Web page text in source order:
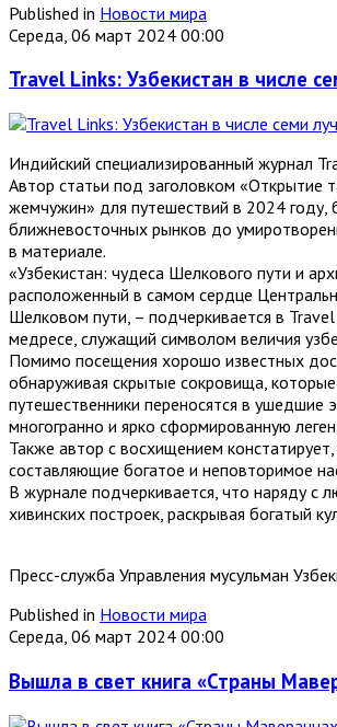
Published in Новости мира
Середа, 06 март 2024 00:00
Travel Links: Узбекистан в числе
Индийский специализированный журнал
Автор статьи под заголовком «Открытие
жемчужин» для путешествий в 2024 году,
ближневосточных рынков до
в материале.
«Узбекистан: чудеса Шелкового пути и
расположенный в самом сердце
Шелковом пути, – подчеркивается в
медресе, служащий символом величия
Помимо посещения хорошо известных
обнаруживая скрытые сокровища,
путешественники переносятся в ушедшие
многогранно и ярко сформированную
Также автор с восхищением
составляющие богатое и неповторимое
В журнале подчеркивается, что наряду с
хивинских построек, раскрывая богатый
Пресс-служба Управления мусульман
Published in Новости мира
Середа, 06 март 2024 00:00
Вышла в свет книга «Страны